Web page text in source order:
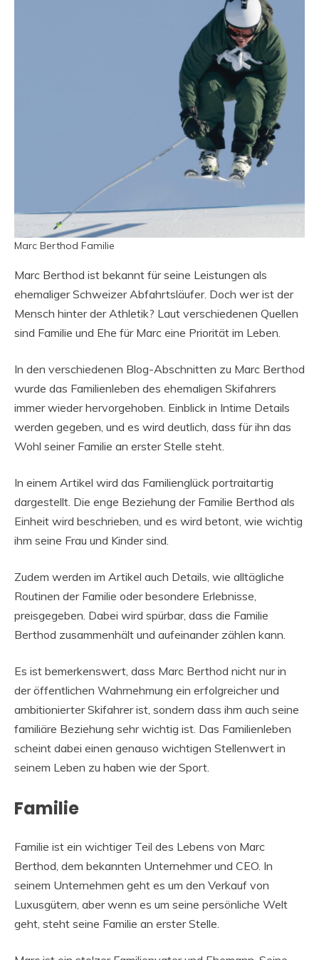
Marc Berthod Familie
Marc Berthod ist bekannt für seine Leistungen als
ehemaliger Schweizer Abfahrtsläufer. Doch wer ist der
Mensch hinter der Athletik? Laut verschiedenen Quellen
sind Familie und Ehe für Marc eine Priorität im Leben.
In den verschiedenen Blog-Abschnitten zu Marc Berthod
wurde das Familienleben des ehemaligen Skifahrers
immer wieder hervorgehoben. Einblick in Intime Details
werden gegeben, und es wird deutlich, dass für ihn das
Wohl seiner Familie an erster Stelle steht.
In einem Artikel wird das Familienglück portraitartig
dargestellt. Die enge Beziehung der Familie Berthod als
Einheit wird beschrieben, und es wird betont, wie wichtig
ihm seine Frau und Kinder sind.
Zudem werden im Artikel auch Details, wie alltägliche
Routinen der Familie oder besondere Erlebnisse,
preisgegeben. Dabei wird spürbar, dass die Familie
Berthod zusammenhält und aufeinander zählen kann.
Es ist bemerkenswert, dass Marc Berthod nicht nur in
der öffentlichen Wahrnehmung ein erfolgreicher und
ambitionierter Skifahrer ist, sondern dass ihm auch seine
familiäre Beziehung sehr wichtig ist. Das Familienleben
scheint dabei einen genauso wichtigen Stellenwert in
seinem Leben zu haben wie der Sport.
Familie
Familie ist ein wichtiger Teil des Lebens von Marc
Berthod, dem bekannten Unternehmer und CEO. In
seinem Unternehmen geht es um den Verkauf von
Luxusgütern, aber wenn es um seine persönliche Welt
geht, steht seine Familie an erster Stelle.